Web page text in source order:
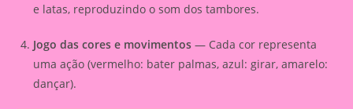
e latas, reproduzindo o som dos tambores.
Jogo das cores e movimentos — Cada cor representa
uma ação (vermelho: bater palmas, azul: girar, amarelo:
dançar).